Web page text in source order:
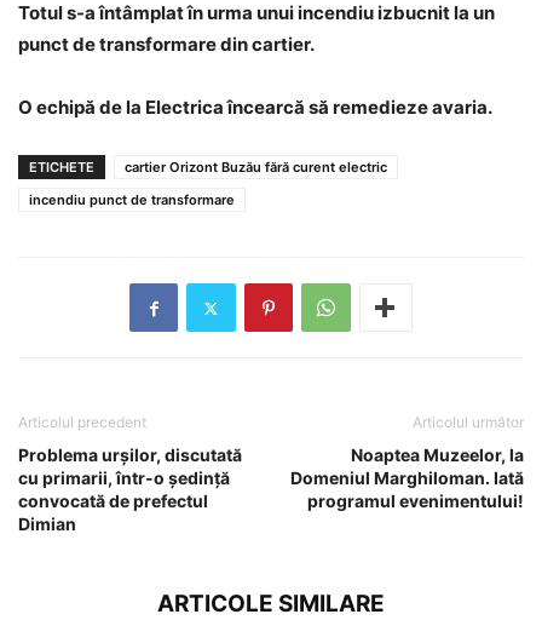
Totul s-a întâmplat în urma unui incendiu izbucnit la un
punct de transformare din cartier.
O echipă de la Electrica încearcă să remedieze avaria.
ETICHETE
cartier Orizont Buzău fără curent electric
incendiu punct de transformare
Articolul precedent
Problema urșilor, discutată
cu primarii, într-o ședință
convocată de prefectul
Dimian
Articolul următor
Noaptea Muzeelor, la
Domeniul Marghiloman. Iată
programul evenimentului!
ARTICOLE SIMILARE